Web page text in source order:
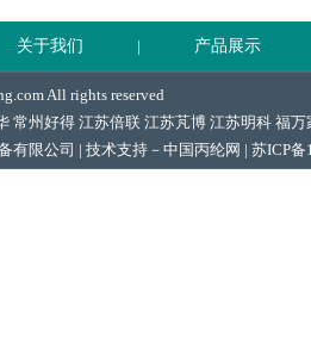
关于我们 | 产品展示
All rights reserved
常州好得 江苏倍联 江苏芃博 江苏明科 福万
有限公司 | 技术支持－ 中国丙纶网 | 苏ICP备